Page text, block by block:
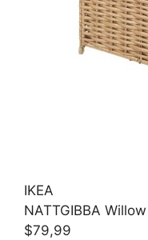
IKEA
NATTGIBBA
$79,99